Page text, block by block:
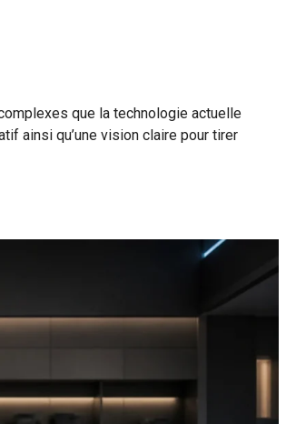
que la technologie actuelle
ainsi qu’une vision claire pour tirer